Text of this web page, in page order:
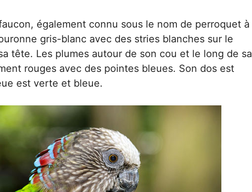
également connu sous le nom de perroquet à
gris-blanc avec des stries blanches sur le
tête. Les plumes autour de son cou et le long de sa
rouges avec des pointes bleues. Son dos est
est verte et bleue.